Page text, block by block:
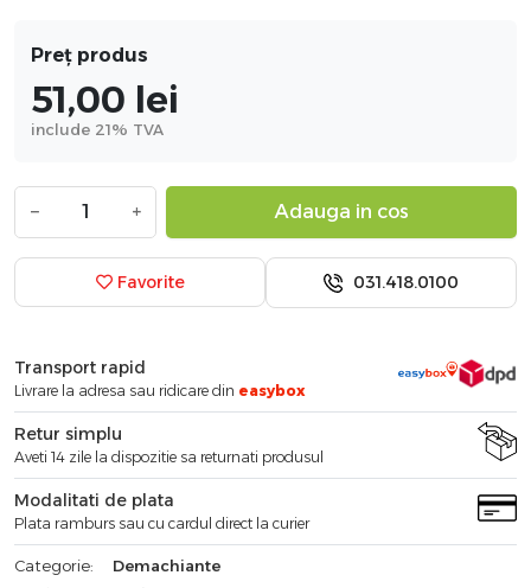
Preț produs
51,00 lei
include 21% TVA
− + Adauga in cos
Favorite 031.418.0100
Transport rapid
Livrare la adresa sau ridicare din easybox
Retur simplu
Aveti 14 zile la dispozitie sa returnati produsul
Modalitati de plata
Plata ramburs sau cu cardul direct la curier
Categorie:
Demachiante